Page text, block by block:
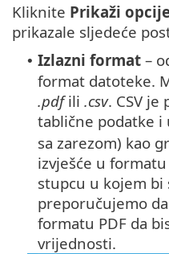
Kliknite Prikaži
prikazale sljedeće
• Izlazni format –
format datoteke.
.pdfili .csv. CSV je
tablične podatke i
sa zarezom) kao
izvješće u
stupcu u kojem
preporučujemo
formatu PDF da
vrijednosti.